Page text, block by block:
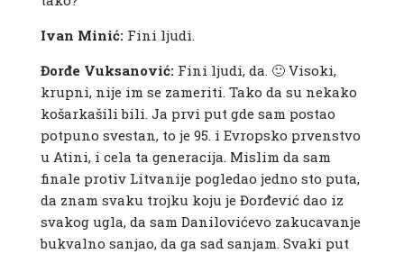
Ivan Minić:Fini ljudi.
Đorđe Vuksanović:Fini ljudi, da. 🙂 Visoki,
krupni, nije im se zameriti. Tako da su nekako
košarkašili bili. Ja prvi put gde sam postao
potpuno svestan, to je 95. i Evropsko prvenstvo
u Atini, i cela ta generacija. Mislim da sam
finale protiv Litvanije pogledao jedno sto puta,
da znam svaku trojku koju je Đorđević dao iz
svakog ugla, da sam Danilovićevo zakucavanje
bukvalno sanjao, da ga sad sanjam. Svaki put